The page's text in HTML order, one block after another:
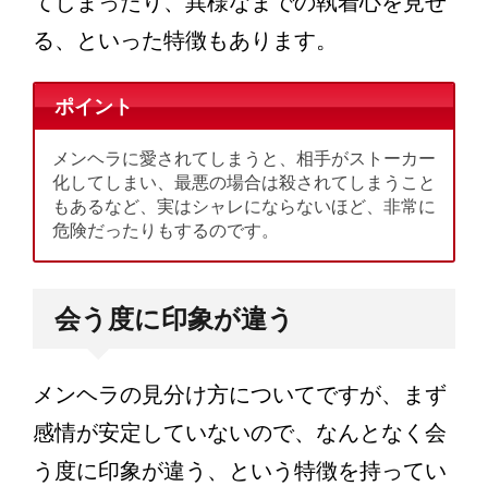
る、といった特徴もあります。
ポイント
メンヘラに愛されてしまうと、相手がストーカー
化してしまい、最悪の場合は殺されてしまうこと
もあるなど、実はシャレにならないほど、非常に
危険だったりもするのです。
会う度に印象が違う
メンヘラの見分け方についてですが、まず
感情が安定していないので、なんとなく会
う度に印象が違う、という特徴を持ってい